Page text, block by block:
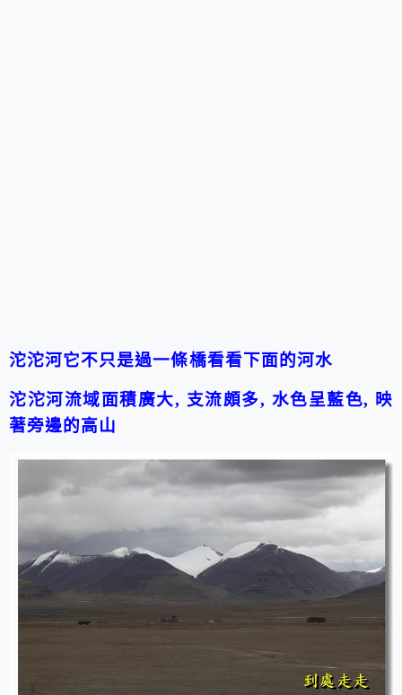
沱沱河它不只是過一條橋看看下面的河水
沱沱河流域面積廣大, 支流頗多, 水色呈藍色, 映
著旁邊的高山